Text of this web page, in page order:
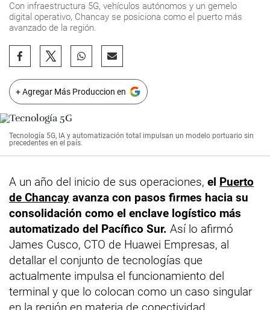
Con infraestructura 5G, vehículos autónomos y un gemelo
digital operativo, Chancay se posiciona como el puerto más
avanzado de la región.
+ Agregar Más Produccion en
Tecnología 5G, IA y automatización total impulsan un modelo portuario sin
precedentes en el país.
A un año del inicio de sus operaciones, el Puerto
de Chancay avanza con pasos firmes hacia su
consolidación como el enclave logístico más
automatizado del Pacífico Sur. Así lo afirmó
James Cusco, CTO de Huawei Empresas, al
detallar el conjunto de tecnologías que
actualmente impulsa el funcionamiento del
terminal y que lo colocan como un caso singular